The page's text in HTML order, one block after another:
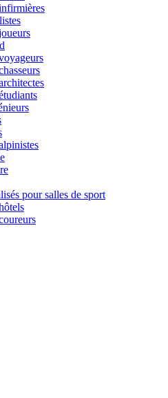
pour salles de sport